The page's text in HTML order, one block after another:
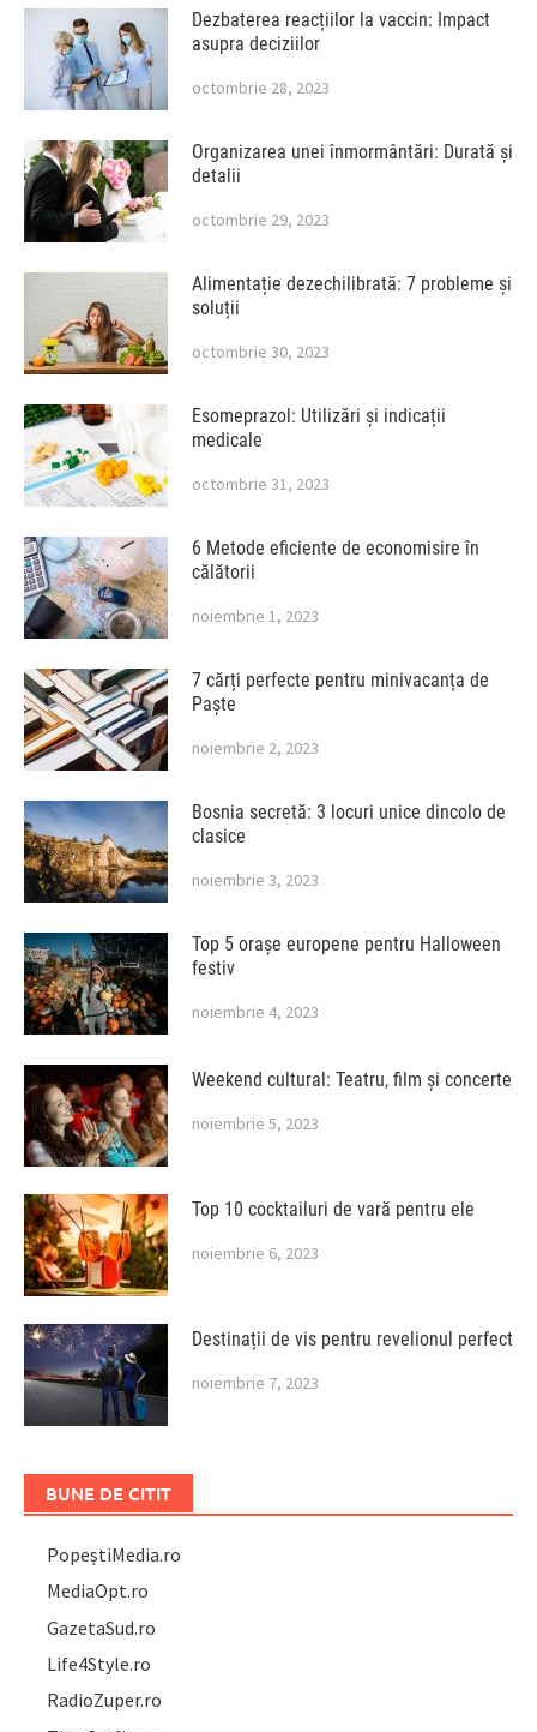
Dezbaterea reacțiilor la vaccin: Impact
asupra deciziilor
octombrie 28, 2023
Organizarea unei înmormântări: Durată și
detalii
octombrie 29, 2023
Alimentație dezechilibrată: 7 probleme și
soluții
octombrie 30, 2023
Esomeprazol: Utilizări și indicații
medicale
octombrie 31, 2023
6 Metode eficiente de economisire în
călătorii
noiembrie 1, 2023
7 cărți perfecte pentru minivacanța de
Paște
noiembrie 2, 2023
Bosnia secretă: 3 locuri unice dincolo de
clasice
noiembrie 3, 2023
Top 5 orașe europene pentru Halloween
festiv
noiembrie 4, 2023
Weekend cultural: Teatru, film și concerte
noiembrie 5, 2023
Top 10 cocktailuri de vară pentru ele
noiembrie 6, 2023
Destinații de vis pentru revelionul perfect
noiembrie 7, 2023
BUNE DE CITIT
PopeștiMedia.ro
MediaOpt.ro
GazetaSud.ro
Life4Style.ro
RadioZuper.ro